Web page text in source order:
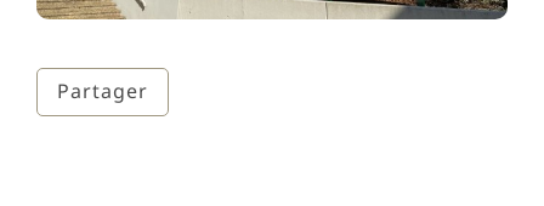
Partager